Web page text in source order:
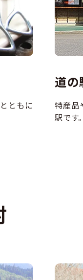
ともに
道の
特産品
駅です。